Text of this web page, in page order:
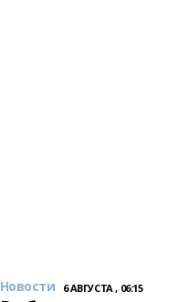
Новости 6 АВГУСТА , 06:15